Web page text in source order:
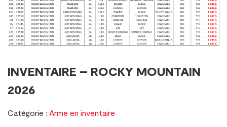
INVENTAIRE – ROCKY MOUNTAIN
2026
Catégorie : Arme en inventaire